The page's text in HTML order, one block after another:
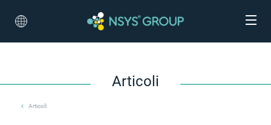
Articoli
Articoli